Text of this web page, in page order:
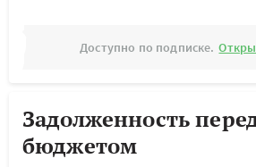
Доступно по подписке.
Задолженность
бюджетом